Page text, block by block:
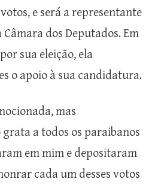
e será a representante
dos Deputados. Em
sua eleição, ela
o apoio à sua candidatura.
mas
a todos os paraibanos
em mim e depositaram
cada um desses votos